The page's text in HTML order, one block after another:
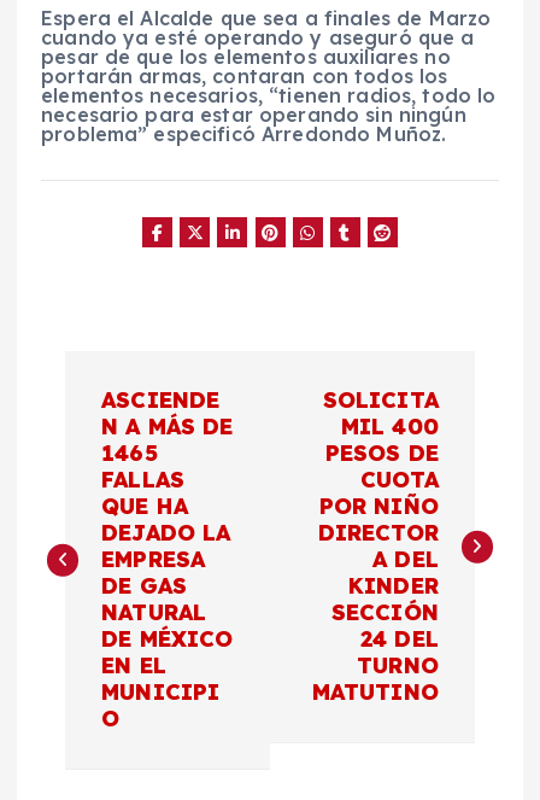
Espera el Alcalde que sea a finales de Marzo
cuando ya esté operando y aseguró que a
pesar de que los elementos auxiliares no
portarán armas, contaran con todos los
elementos necesarios, “tienen radios, todo lo
necesario para estar operando sin ningún
problema” especificó Arredondo Muñoz.
e
ASCIENDE
N A MÁS DE
1465
FALLAS
QUE HA
DEJADO LA
EMPRESA
DE GAS
NATURAL
DE MÉXICO
EN EL
MUNICIPI
O
SOLICITA
MIL 400
PESOS DE
CUOTA
POR NIÑO
DIRECTOR
A DEL
KINDER
SECCIÓN
24 DEL
TURNO
MATUTINO